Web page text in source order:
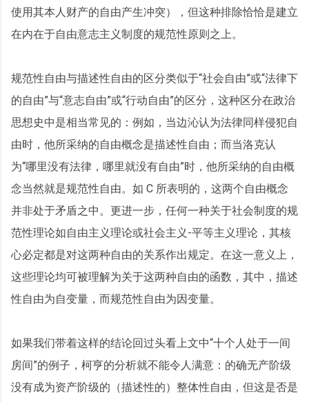
使用其本人财产的自由产生冲突），但这种排除恰恰是建立
在内在于自由意志主义制度的规范性原则之上。
规范性自由与描述性自由的区分类似于“社会自由”或“法律下
的自由”与“意志自由”或“行动自由”的区分，这种区分在政治
思想史中是相当常见的：例如，当边沁认为法律同样侵犯自
由时，他所采纳的自由概念是描述性自由；而当洛克认
为“哪里没有法律，哪里就没有自由”时，他所采纳的自由概
念当然就是规范性自由。如 C 所表明的，这两个自由概念
并非处于矛盾之中。更进一步，任何一种关于社会制度的规
范性理论如自由主义理论或社会主义-平等主义理论，其核
心必定都是对这两种自由的关系作出规定。在这一意义上，
这些理论均可被理解为关于这两种自由的函数，其中，描述
性自由为自变量，而规范性自由为因变量。
如果我们带着这样的结论回过头看上文中“十个人处于一间
房间”的例子，柯亨的分析就不能令人满意：的确无产阶级
没有成为资产阶级的（描述性的）整体性自由，但这是否是